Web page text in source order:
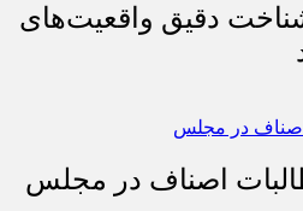
شناخت دقیق واقعیت‌های
اصناف در مجلس